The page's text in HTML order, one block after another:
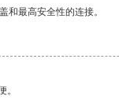
和最高安全性的连接。
。